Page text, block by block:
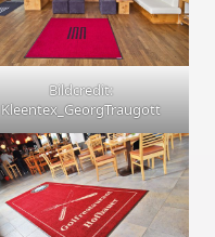
Bildcredit:
Kleentex_GeorgTraugott